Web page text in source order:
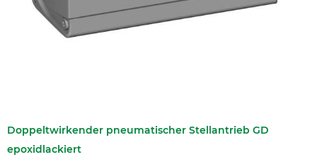
Doppeltwirkender pneumatischer Stellantrieb GD
epoxidlackiert